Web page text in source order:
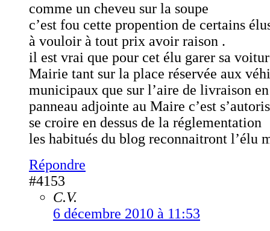
comme un cheveu sur la soupe
c’est fou cette propention de certains
à vouloir à tout prix avoir raison .
il est vrai que pour cet élu garer sa
Mairie tant sur la place réservée aux
municipaux que sur l’aire de livraison
panneau adjointe au Maire c’est
se croire en dessus de la réglementation
les habitués du blog reconnaitront l’élu
Répondre
#4153
C.V.
6 décembre 2010 à 11:53